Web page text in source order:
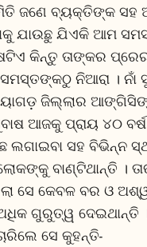
ଜଣେ ବ୍ୟକ୍ତିଙ୍କ
ଯାଉଛୁ ଯିଏକି ଆମ
କିନ୍ତୁ ତାଙ୍କର
ନିଆରା । ନାଁ
ଜିଲ୍ଲାର
ଆଜକୁ ପ୍ରାୟ ୪୦
ଲଗାଇବା ସହ ବିଭିନ୍ନ
ବାଣ୍ଟିଥାନ୍ତି ।
ସେ କେବଳ ବର ଓ
ଗୁରୁତ୍ୱ ଦେଇଥାନ୍ତି
ସେ କୁହନ୍ତି-